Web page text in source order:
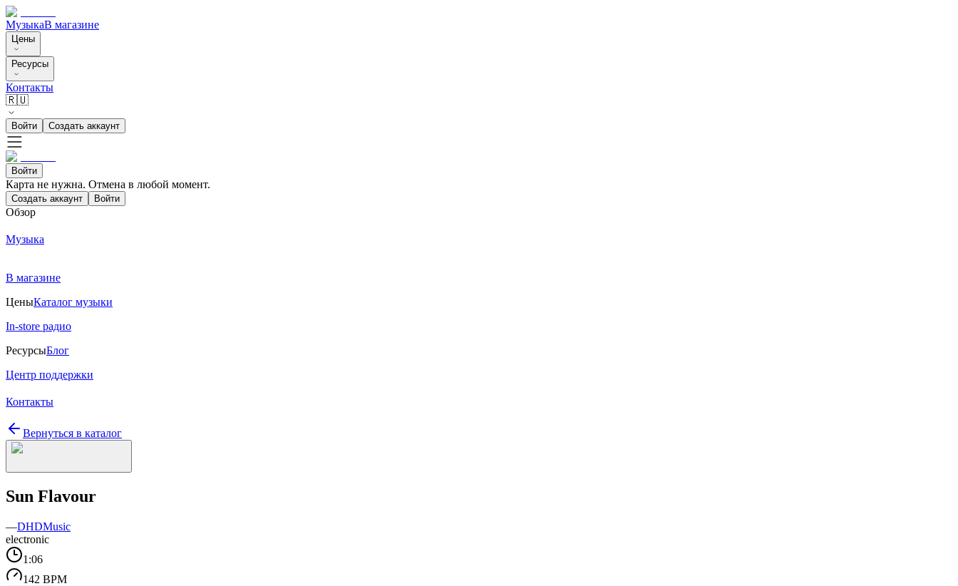
МузыкаВ магазине
Цены
Ресурсы
Контакты
🇷🇺
Войти Создать аккаунт
Войти
Карта не нужна. Отмена в любой момент.
Создать аккаунт Войти
Обзор
Музыка
В магазине
ЦеныКаталог музыки
In-store радио
РесурсыБлог
Центр поддержки
Контакты
Вернуться в каталог
Sun Flavour
—DHDMusic
electronic
1:06
142 BPM